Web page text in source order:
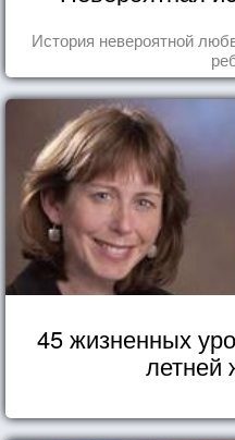
История невероятной
45 жизненных
летней